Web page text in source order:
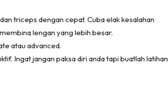
triceps dengan cepat. Cuba elak kesalahan
lengan yang lebih besar.
atau advanced.
Ingat jangan paksa diri anda tapi buatlah latihan